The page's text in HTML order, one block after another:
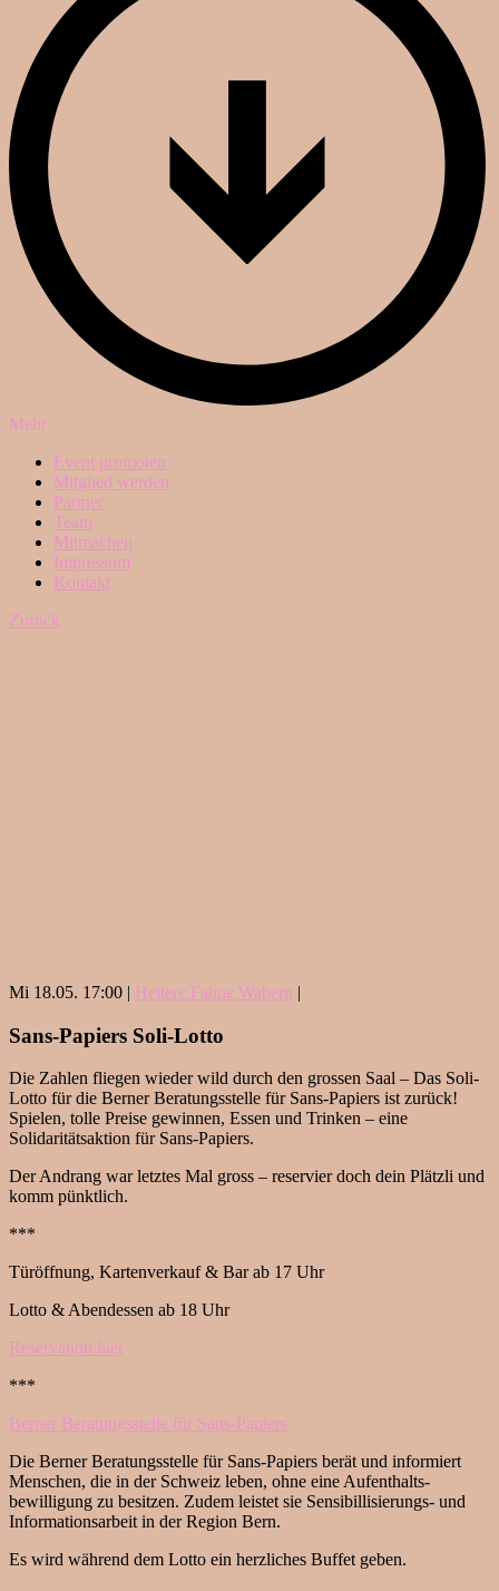
Mehr
Event promoten
Mitglied werden
Partner
Team
Mitmachen
Impressum
Kontakt
Zurück
Mi 18.05. 17:00 | Heitere Fahne Wabern |
Sans-Papiers Soli-Lotto
Die Zahlen fliegen wieder wild durch den grossen Saal – Das Soli-
Lotto für die Berner Beratungsstelle für Sans-Papiers ist zurück!
Spielen, tolle Preise gewinnen, Essen und Trinken – eine
Solidaritätsaktion für Sans-Papiers.
Der Andrang war letztes Mal gross – reservier doch dein Plätzli und
komm pünktlich.
***
Türöffnung, Kartenverkauf & Bar ab 17 Uhr
Lotto & Abendessen ab 18 Uhr
Reservation hier
***
Berner Beratungsstelle für Sans-Papiers
Die Berner Beratungsstelle für Sans-Papiers berät und informiert
Menschen, die in der Schweiz leben, ohne eine Aufenthalts­
bewilligung zu besitzen. Zudem leistet sie Sensibillisierungs- und
Informationsarbeit in der Region Bern.
Es wird während dem Lotto ein herzliches Buffet geben.